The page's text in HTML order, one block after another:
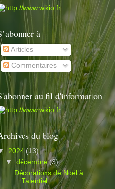
à
Articles
Commentaires
au fil d'information
du blog
2024(13)
▼décembre(3)
Décorations de Noël à
Talentiel